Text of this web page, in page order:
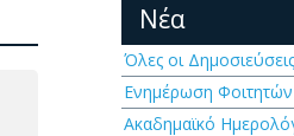
Νέα
Όλες οι Δημοσιεύσεις
Ενημέρωση Φοιτητών
Ακαδημαϊκό